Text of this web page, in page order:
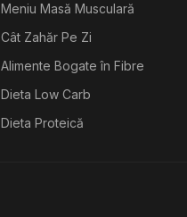
Meniu Masă Musculară
Cât Zahăr Pe Zi
Alimente Bogate în Fibre
Dieta Low Carb
Dieta Proteică